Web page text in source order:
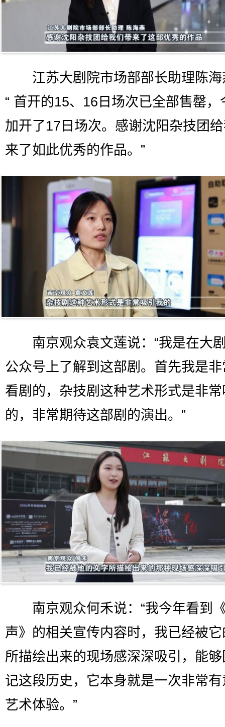
江苏大剧院市场部部长助理陈海
“ 首开的15、16日场次已全部售罄，
加开了17日场次。感谢沈阳杂技团
来了如此优秀的作品。”
南京观众袁文莲说：“我是在大
公众号上了解到这部剧。首先我是
看剧的，杂技剧这种艺术形式是非
的，非常期待这部剧的演出。”
南京观众何禾说：“我今年看到
声》的相关宣传内容时，我已经被
所描绘出来的现场感深深吸引，能
记这段历史，它本身就是一次非常
艺术体验。”